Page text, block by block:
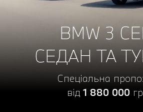
BMW 3
СЕДАН ТА
Спеціальна
від 1 880 000